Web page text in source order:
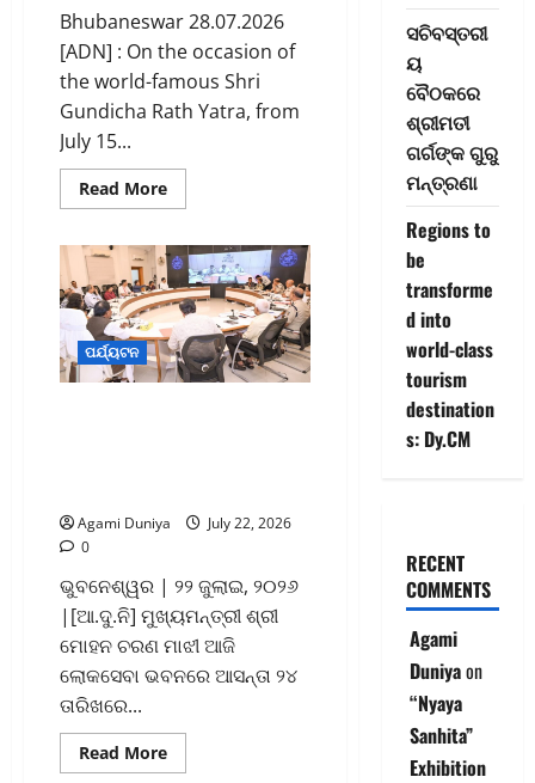
Bhubaneswar 28.07.2026
[ADN] : On the occasion of
the world-famous Shri
Gundicha Rath Yatra, from
July 15...
Read MoreRead
more
Ambulance
Rath
Yatra
Service
Camp
Concludes
ପର୍ଯ୍ୟଟନ
Agami Duniya
July 22, 2026
0
ଭୁବନେଶ୍ୱର | ୨୨ ଜୁଲାଇ, ୨୦୨୬
|[ଆ.ଦୁ.ନି] ମୁଖ୍ୟମନ୍ତ୍ରୀ ଶ୍ରୀ
ମୋହନ ଚରଣ ମାଝୀ ଆଜି
ଲୋକସେବା ଭବନରେ ଆସନ୍ତା ୨୪
ତାରିଖରେ...
Read MoreRead
more
ସଚିବସ୍ତରୀ
ୟ
ବୈଠକରେ
ଶ୍ରୀମତୀ
ଗର୍ଗଙ୍କ ଗୁରୁ
ମନ୍ତ୍ରଣା
Regions to
be
transforme
d into
world-class
tourism
destination
s: Dy.CM
RECENT
COMMENTS
Agami
Duniyaon
“Nyaya
Sanhita”
Exhibition